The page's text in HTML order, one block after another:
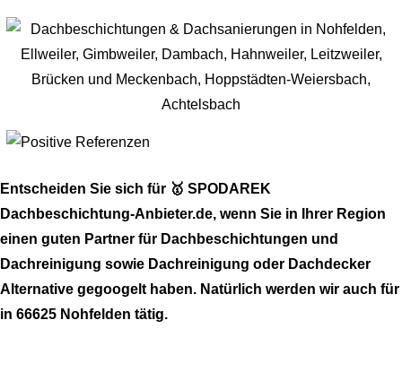
Entscheiden Sie sich für 🥇 SPODAREK
Dachbeschichtung-Anbieter.de, wenn Sie in Ihrer Region
einen guten Partner für Dachbeschichtungen und
Dachreinigung sowie Dachreinigung oder Dachdecker
Alternative gegoogelt haben. Natürlich werden wir auch für
in 66625 Nohfelden tätig.